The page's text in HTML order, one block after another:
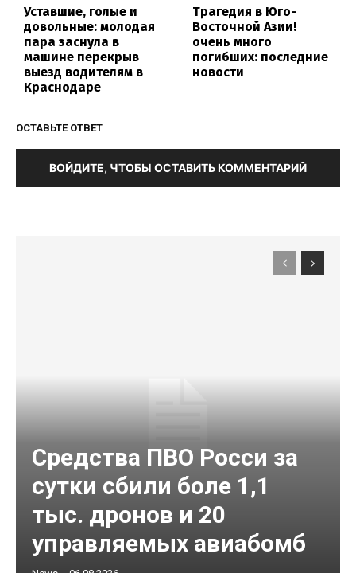
Уставшие, голые и
довольные: молодая
пара заснула в
машине перекрыв
выезд водителям в
Краснодаре
Трагедия в Юго-
Восточной Азии!
очень много
погибших: последние
новости
ОСТАВЬТЕ ОТВЕТ
ВОЙДИТЕ, ЧТОБЫ ОСТАВИТЬ КОММЕНТАРИЙ
Средства ПВО Росси за
сутки сбили боле 1,1
тыс. дронов и 20
управляемых авиабомб